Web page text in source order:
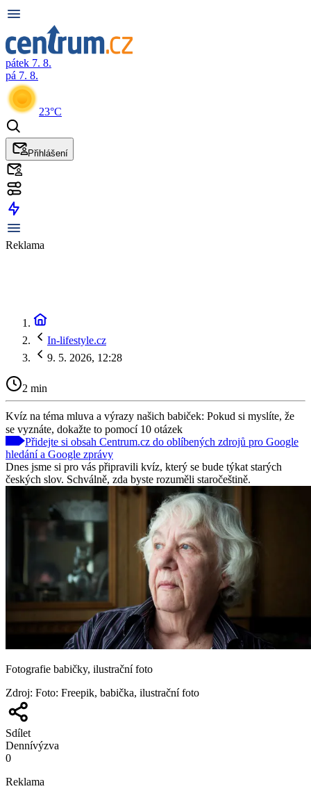
pátek 7. 8.
pá 7. 8.
23°C
Přihlášení
Reklama
In-lifestyle.cz
9. 5. 2026, 12:28
2 min
Kvíz na téma mluva a výrazy našich babiček: Pokud si myslíte, že
se vyznáte, dokažte to pomocí 10 otázek
Přidejte si obsah Centrum.cz do oblíbených zdrojů pro Google
hledání a Google zprávy
Dnes jsme si pro vás připravili kvíz, který se bude týkat starých
českých slov. Schválně, zda byste rozuměli staročeštině.
Fotografie babičky, ilustrační foto
Zdroj: Foto: Freepik, babička, ilustrační foto
Sdílet
Dennívýzva
0
Reklama